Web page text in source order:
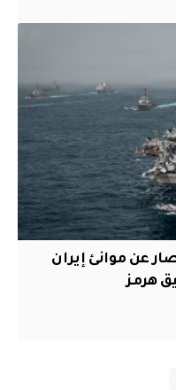
عن موانئ إيران
هرمز